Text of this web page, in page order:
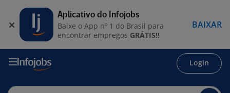
Login
Aplicativo do Infojobs
Baixe o App nº 1 do Brasil para
encontrar empregos GRÁTIS!!
BAIXAR